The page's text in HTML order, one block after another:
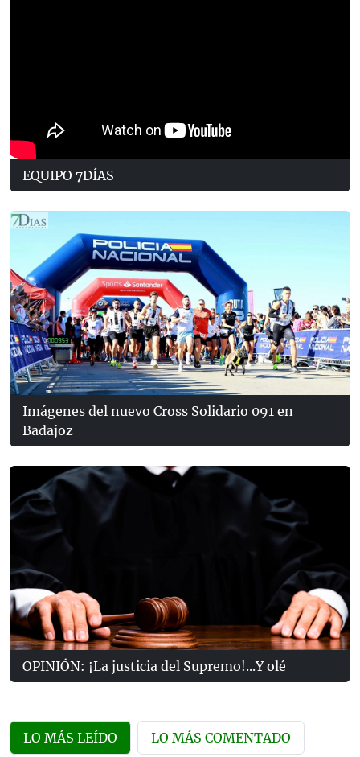
EQUIPO 7DÍAS
Imágenes del nuevo Cross Solidario 091 en
Badajoz
OPINIÓN: ¡La justicia del Supremo!...Y olé
LO MÁS LEÍDO LO MÁS COMENTADO